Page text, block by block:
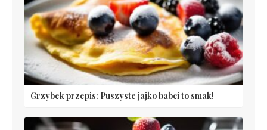
Grzybek przepis: Puszyste jajko babci to smak!